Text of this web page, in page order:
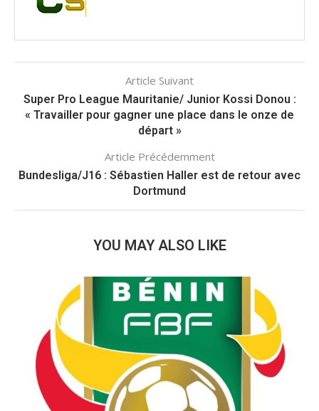
Article Suivant
Super Pro League Mauritanie/ Junior Kossi Donou :
« Travailler pour gagner une place dans le onze de
départ »
Article Précédemment
Bundesliga/J16 : Sébastien Haller est de retour avec
Dortmund
YOU MAY ALSO LIKE